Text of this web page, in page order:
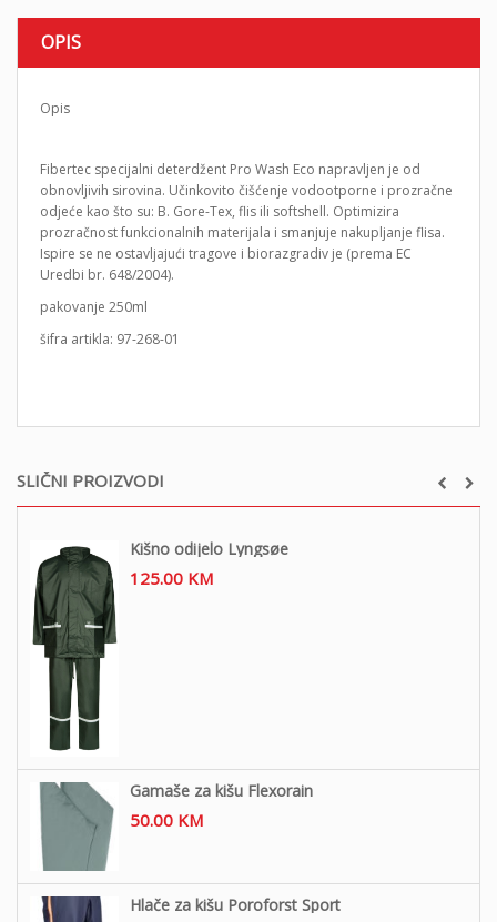
SLIČNI PROIZVODI
Kišno odijelo Lyngsøe
125.00 KM
Gamaše za kišu Flexorain
50.00 KM
Hlače za kišu Poroforst Sport
OPIS
Opis
Fibertec specijalni deterdžent Pro Wash Eco napravljen je od
obnovljivih sirovina. Učinkovito čišćenje vodootporne i prozračne
odjeće kao što su: B. Gore-Tex, flis ili softshell. Optimizira
prozračnost funkcionalnih materijala i smanjuje nakupljanje flisa.
Ispire se ne ostavljajući tragove i biorazgradiv je (prema EC
Uredbi br. 648/2004).
pakovanje 250ml
šifra artikla: 97-268-01